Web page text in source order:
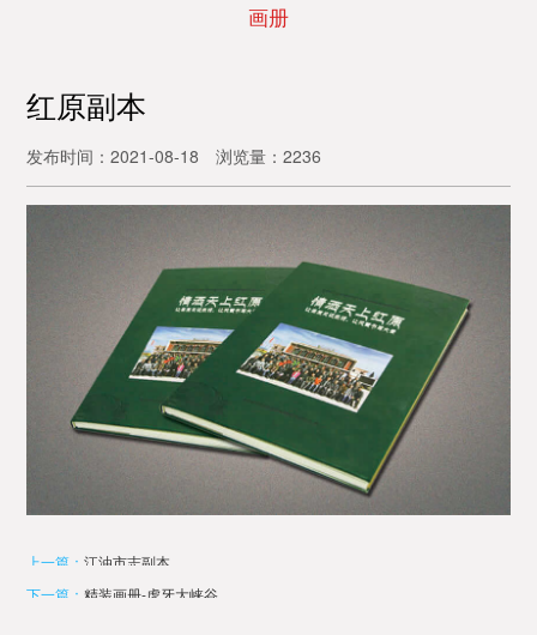
画册
红原副本
发布时间：2021-08-18 浏览量：2236
上一篇：江油市志副本
下一篇： 精装画册-虎牙大峡谷